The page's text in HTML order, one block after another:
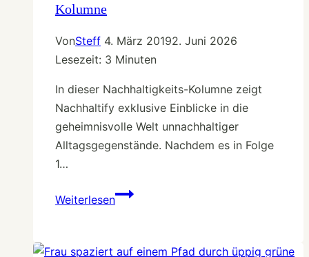
Kolumne
VonSteff 4. März 20192. Juni 2026
Lesezeit: 3 Minuten
In dieser Nachhaltigkeits-Kolumne zeigt
Nachhaltify exklusive Einblicke in die
geheimnisvolle Welt unnachhaltiger
Alltagsgegenstände. Nachdem es in Folge
1…
WeiterlesenZigarettenstummel
–